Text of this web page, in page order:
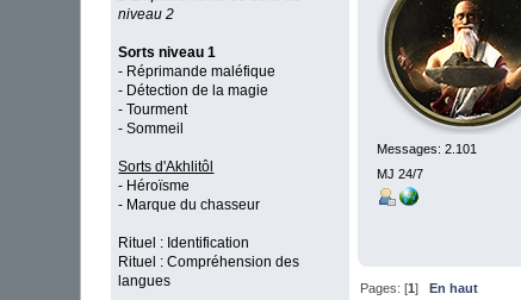
niveau 2
Sorts niveau 1
- Réprimande maléfique
- Détection de la magie
- Tourment
- Sommeil
Sorts d'Akhlitôl
- Héroïsme
- Marque du chasseur
Rituel : Identification
Rituel : Compréhension des
langues
Messages: 2.101
MJ 24/7
Pages: [1]
En haut